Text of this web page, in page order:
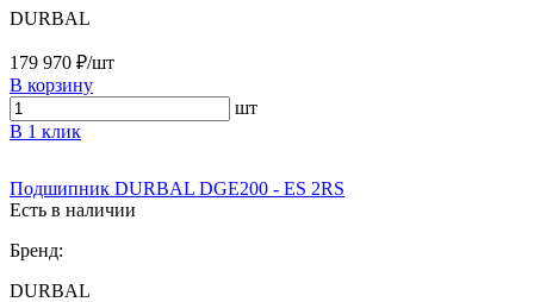
DURBAL
179 970 ₽/шт
В корзину
шт
В 1 клик
Подшипник DURBAL DGE200 - ES 2RS
Есть в наличии
Бренд:
DURBAL